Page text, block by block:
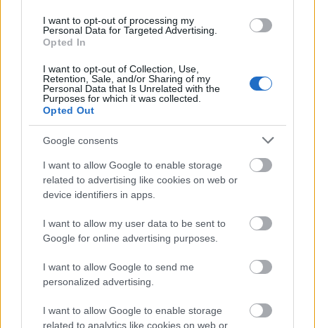
I want to opt-out of processing my
Personal Data for Targeted Advertising.
Opted In
I want to opt-out of Collection, Use,
Retention, Sale, and/or Sharing of my
Personal Data that Is Unrelated with the
Purposes for which it was collected.
Opted Out
Google consents
I want to allow Google to enable storage
related to advertising like cookies on web or
device identifiers in apps.
I want to allow my user data to be sent to
Google for online advertising purposes.
I want to allow Google to send me
personalized advertising.
I want to allow Google to enable storage
related to analytics like cookies on web or
Somhegyi Györgyöt láthatjuk az előadás
elmondta, sokat készült a szerepre.
"Rengeteget
olvastam, néztem filmeket és beszélgettem is
autistákkal. Mindegyiküknek saját személyisége van, az
autizmus pedig egyfajta szűrő, amivel a világ felé